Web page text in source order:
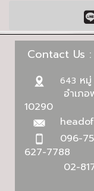
Contact Us :
643 ห
อำเภอพระส
10290
096-
627-7788
02-817-